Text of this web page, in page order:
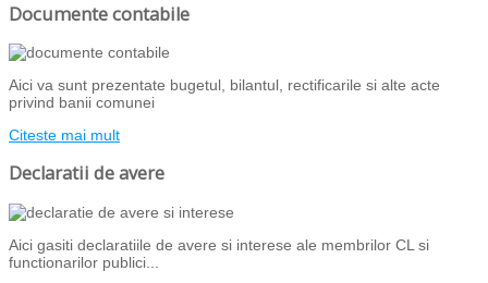
Documente contabile
Aici va sunt prezentate bugetul, bilantul, rectificarile si alte acte
privind banii comunei
Citeste mai mult
Declaratii de avere
Aici gasiti declaratiile de avere si interese ale membrilor CL si
functionarilor publici...